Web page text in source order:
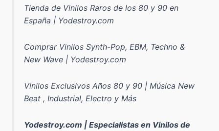
Tienda de Vinilos Raros de los 80 y 90 en
España | Yodestroy.com
Comprar Vinilos Synth-Pop, EBM, Techno &
New Wave | Yodestroy.com
Vinilos Exclusivos Años 80 y 90 | Música New
Beat , Industrial, Electro y Más
Yodestroy.com | Especialistas en Vinilos de